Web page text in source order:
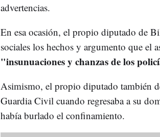
advertencias.
En esa ocasión, el propio diputado de
sociales los hechos y argumento que el
"insunuaciones y chanzas de los
Asimismo, el propio diputado también
Guardia Civil cuando regresaba a su
había burlado el confinamiento.